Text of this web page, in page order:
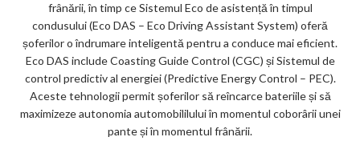
frânării, în timp ce Sistemul Eco de asistență în timpul
condusului (Eco DAS – Eco Driving Assistant System) oferă
șoferilor o îndrumare inteligentă pentru a conduce mai eficient.
Eco DAS include Coasting Guide Control (CGC) și Sistemul de
control predictiv al energiei (Predictive Energy Control – PEC).
Aceste tehnologii permit șoferilor să reîncarce bateriile și să
maximizeze autonomia automobililului în momentul coborârii unei
pante și în momentul frânării.